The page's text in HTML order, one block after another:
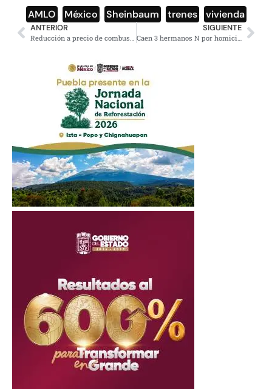
AMLO México Sheinbaum trenes vivienda
ANTERIOR
Reducción a precio de combustibles, beneficio de rescate a Pemex: AMLO
SIGUIENTE
Caen 3 hermanos N por homicidio, secuestro y drogas en 4 entidades